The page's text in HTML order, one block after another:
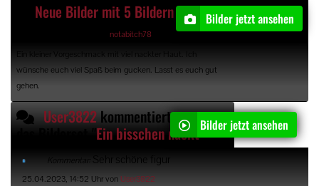
Neue Bilder mit 5 Bildern
notabitch78
Bilder jetzt ansehen
Ein kleiner Vorgeschmack mit viel nackter Haut. Ich
wünsche euch viel Spaß beim gucken. Lasst es euch gut
gehen.
User3822kommentiert
Ein bisschen nackte Haut "
Bilder jetzt ansehen
Kommentar: Sehr schöne figur
25.04.2023, 14:52 Uhr vonUser3822